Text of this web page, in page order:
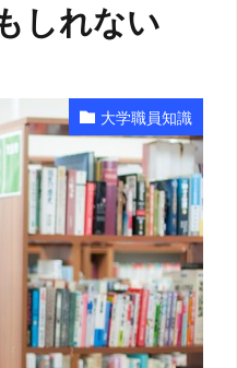
しれない
大学職員知識